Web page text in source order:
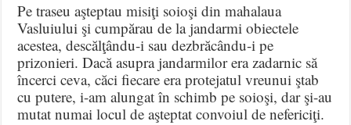
Pe traseu aşteptau misiţi soioşi din mahalaua
Vasluiului şi cumpărau de la jandarmi obiectele
acestea, descălţându-i sau dezbrăcându-i pe
prizonieri. Dacă asupra jandarmilor era zadarnic să
încerci ceva, căci fiecare era protejatul vreunui ştab
cu putere, i-am alungat în schimb pe soioşi, dar şi-au
mutat numai locul de aşteptat convoiul de nefericiţi.